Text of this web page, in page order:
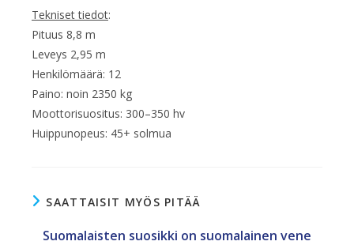
Tekniset tiedot:
Pituus 8,8 m
Leveys 2,95 m
Henkilömäärä: 12
Paino: noin 2350 kg
Moottorisuositus: 300–350 hv
Huippunopeus: 45+ solmua
SAATTAISIT MYÖS PITÄÄ
Suomalaisten suosikki on suomalainen vene